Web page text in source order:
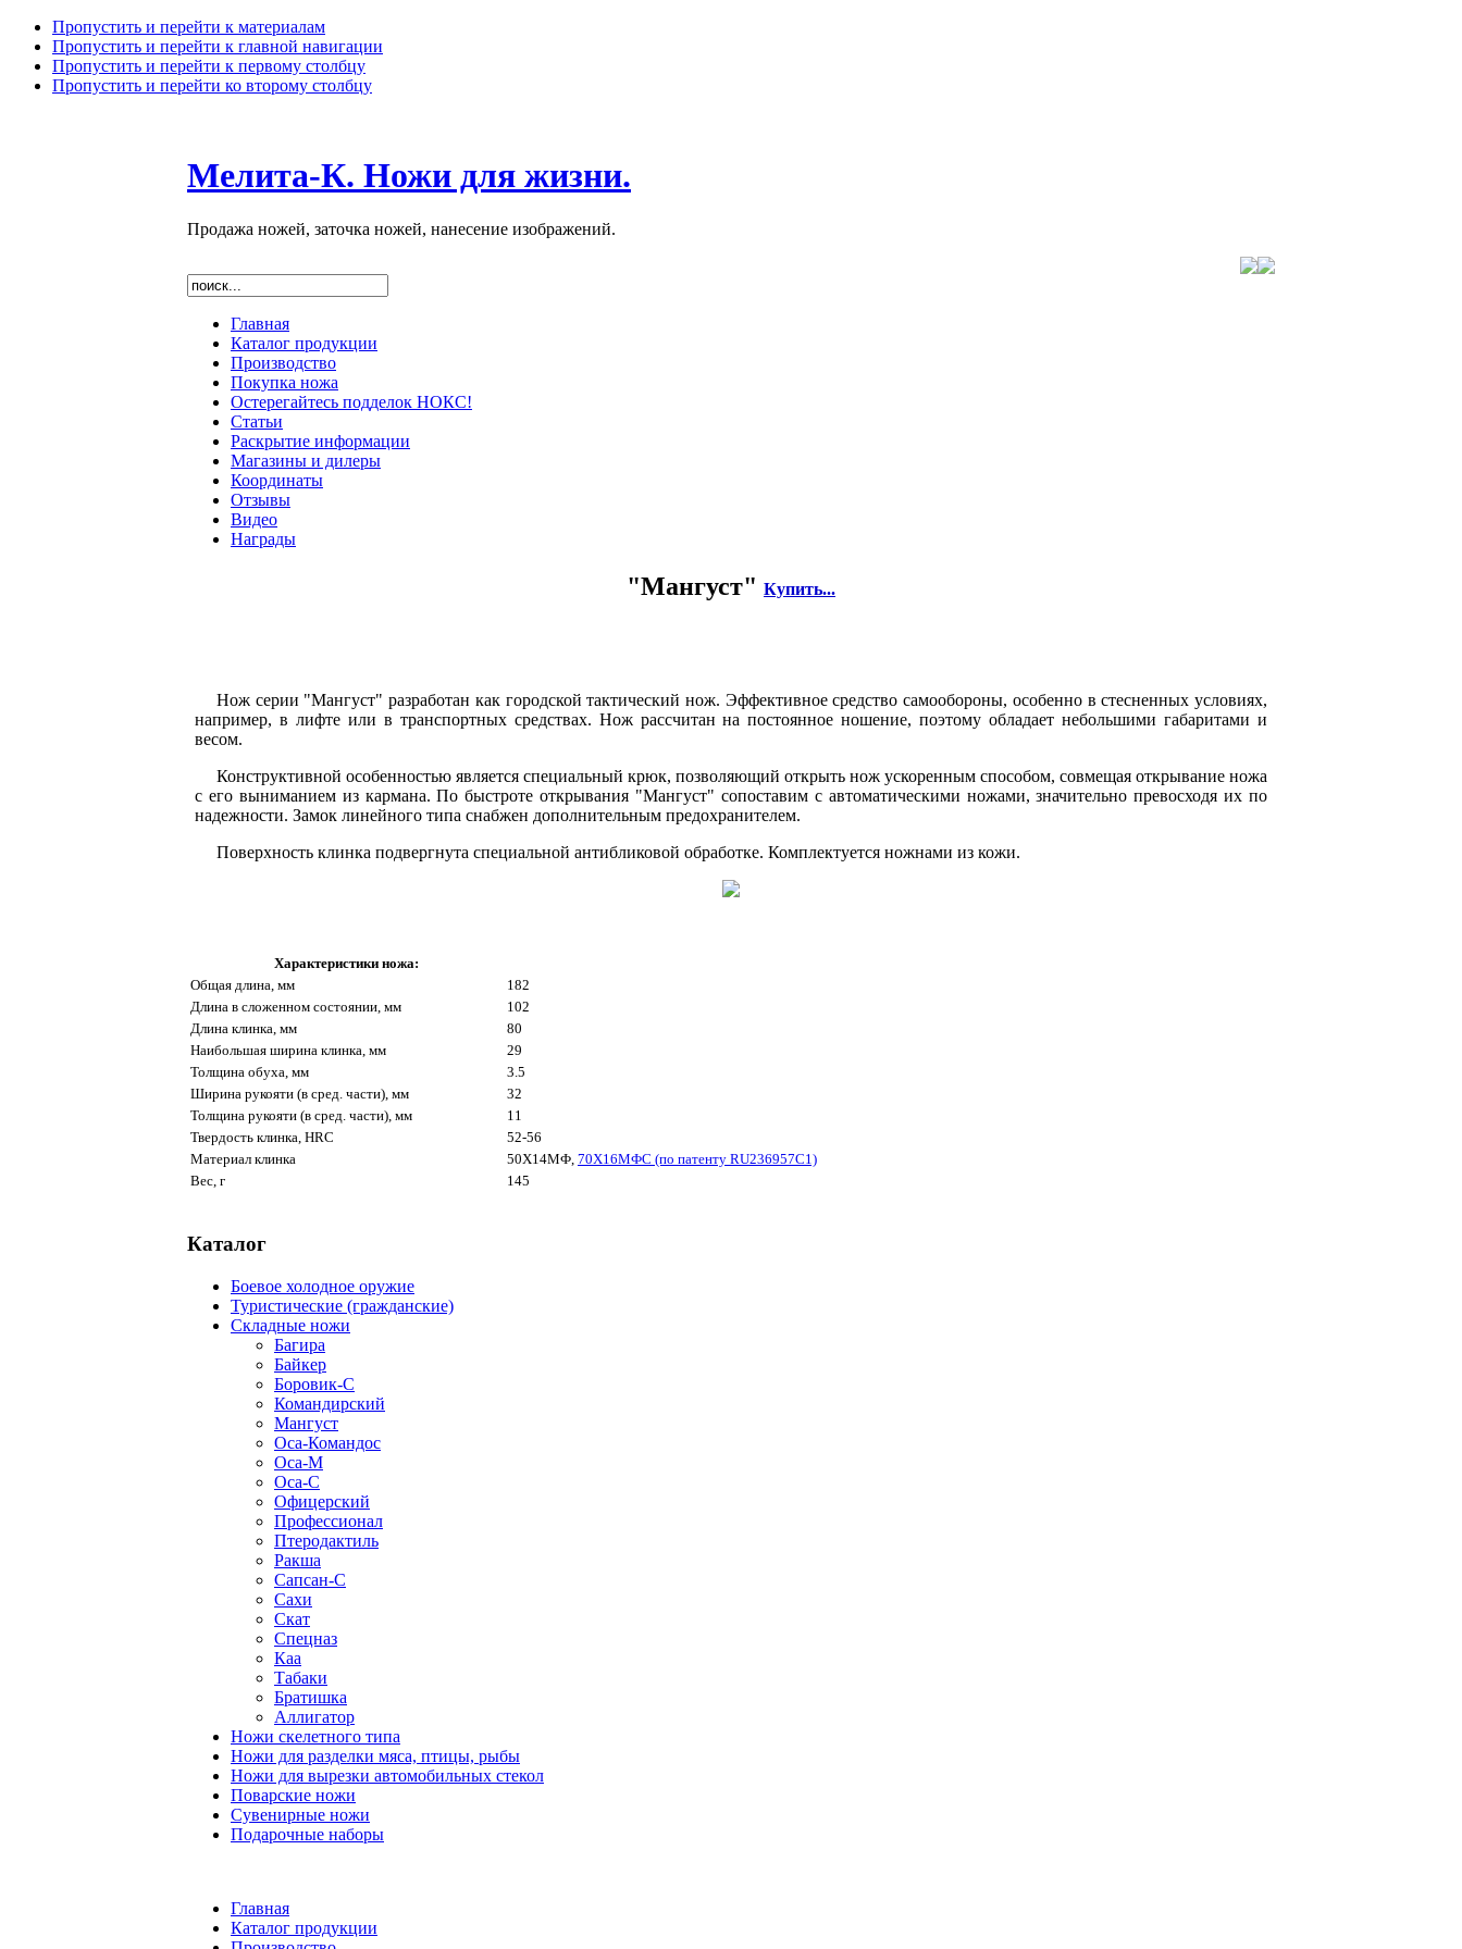
Пропустить и перейти к материалам
Пропустить и перейти к главной навигации
Пропустить и перейти к первому столбцу
Пропустить и перейти ко второму столбцу
Мелита-К. Ножи для жизни.
Продажа ножей, заточка ножей, нанесение изображений.
Главная
Каталог продукции
Производство
Покупка ножа
Остерегайтесь подделок НОКС!
Статьи
Раскрытие информации
Магазины и дилеры
Координаты
Отзывы
Видео
Награды
"Мангуст" Купить...
Нож серии "Мангуст" разработан как городской тактический нож. Эффективное средство самообороны, особенно в стесненных условиях,
например, в лифте или в транспортных средствах. Нож рассчитан на постоянное ношение, поэтому обладает небольшими габаритами и
весом.
Конструктивной особенностью является специальный крюк, позволяющий открыть нож ускоренным способом, совмещая открывание ножа
с его выниманием из кармана. По быстроте открывания "Мангуст" сопоставим с автоматическими ножами, значительно превосходя их по
надежности. Замок линейного типа снабжен дополнительным предохранителем.
Поверхность клинка подвергнута специальной антибликовой обработке. Комплектуется ножнами из кожи.
Характеристики ножа:
Общая длина, мм
182
Длина в сложенном состоянии, мм
102
Длина клинка, мм
80
Наибольшая ширина клинка, мм
29
Толщина обуха, мм
3.5
Ширина рукояти (в сред. части), мм
32
Толщина рукояти (в сред. части), мм
11
Твердость клинка, HRC
52-56
Материал клинка
50Х14МФ, 70Х16МФС (по патенту RU236957C1)
Вес, г
145
Каталог
Боевое холодное оружие
Туристические (гражданские)
Складные ножи
Багира
Байкер
Боровик-С
Командирский
Мангуст
Оса-Командос
Оса-М
Оса-C
Офицерский
Профессионал
Птеродактиль
Ракша
Сапсан-С
Сахи
Скат
Спецназ
Каа
Табаки
Братишка
Аллигатор
Ножи скелетного типа
Ножи для разделки мяса, птицы, рыбы
Ножи для вырезки автомобильных стекол
Поварские ножи
Сувенирные ножи
Подарочные наборы
Главная
Каталог продукции